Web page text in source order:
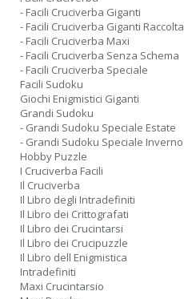
- Facili Cruciverba Giganti
- Facili Cruciverba Giganti Raccolta
- Facili Cruciverba Maxi
- Facili Cruciverba Senza Schema
- Facili Cruciverba Speciale
Facili Sudoku
Giochi Enigmistici Giganti
Grandi Sudoku
- Grandi Sudoku Speciale Estate
- Grandi Sudoku Speciale Inverno
Hobby Puzzle
I Cruciverba Facili
Il Cruciverba
Il Libro degli Intradefiniti
Il Libro dei Crittografati
Il Libro dei Crucintarsi
Il Libro dei Crucipuzzle
Il Libro dell Enigmistica
Intradefiniti
Maxi Crucintarsio